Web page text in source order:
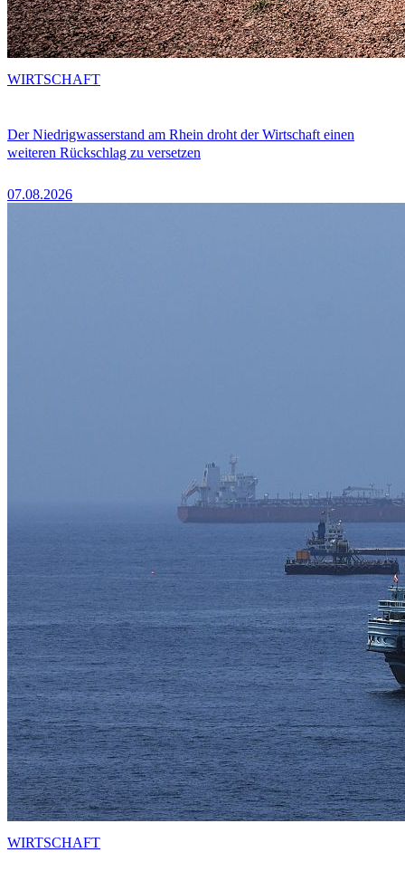
Der Niedrigwasserstand am Rhein droht der Wirtschaft einen
weiteren Rückschlag zu versetzen
07.08.2026
WIRTSCHAFT
WIRTSCHAFT